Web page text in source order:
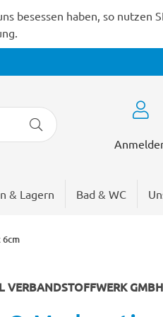
besessen haben, so nutzen
& Lagern Bad & WC
VERBANDSTOFFWERK GMBH